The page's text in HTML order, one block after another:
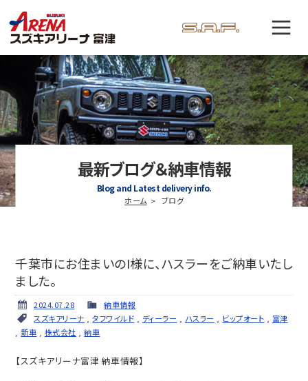
最新ブログ＆納車情報
Blog and Latest delivery info.
ホーム ブログ
千葉市にお住まいのI様に、ハスラーをご納車いたし
ました。
2024.07.28
納車情報
スズキアリーナ ,タフワイルド ディーラー ハスラー ビップオート
富津
,新車 株式会社 ,納車
【スズキアリーナ富津 納車情報】